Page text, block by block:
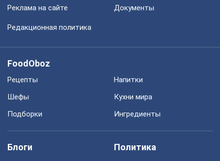
Реклама на сайте Документы
Редакционная политика
FoodOboz
Рецепты
Напитки
Шефы
Кухни мира
Подборки
Ингредиенты
Блоги
Политика